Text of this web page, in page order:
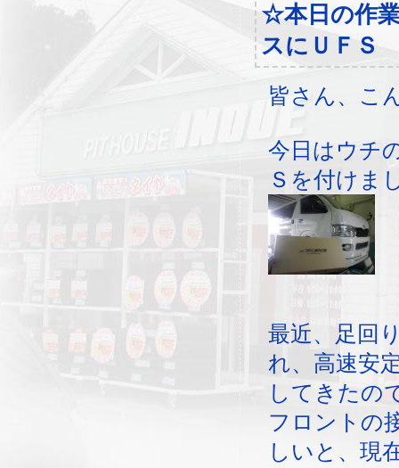
☆本日の作
スにＵＦＳ
皆さん、こ
今日はウチ
Ｓを付けま
最近、足回
れ、高速安
してきたの
フロントの
しいと、現